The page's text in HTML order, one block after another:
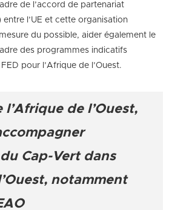
de l’accord de partenariat
l’UE et cette organisation
du possible, aider également le
des programmes indicatifs
pour l’Afrique de l’Ouest.
de l’Ouest,
Cap-Vert dans
notamment